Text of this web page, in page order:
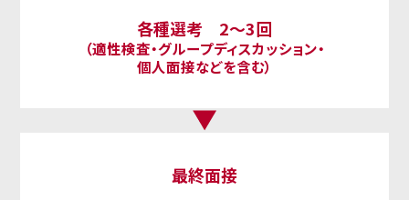
各種選考 2～3回
（適性検査・グループディスカッション・
個人面接などを含む）
最終面接